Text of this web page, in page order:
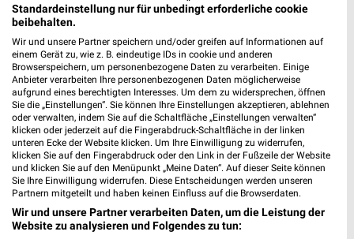
426,23 km
REWE Dietzenbach
Offenbacher Str. 9/Velizystr.
63128 Dietzenbach
Heute 08:00 - 21:00 Uhr | Geschlossen
425,08 km • Angebote: 2 Prospekte
REWE Egelsbach
Kurt-Schumacher-Ring 4
63329 Egelsbach
Standardeinstellung nur für unbedingt erforderliche cookie
beibehalten.
Wir und unsere Partner speichern und/oder greifen auf Informationen auf
einem Gerät zu, wie z. B. eindeutige IDs in cookie und anderen
Browserspeichern, um personenbezogene Daten zu verarbeiten. Einige
Anbieter verarbeiten Ihre personenbezogenen Daten möglicherweise
aufgrund eines berechtigten Interesses. Um dem zu widersprechen, öffnen
Sie die „Einstellungen“. Sie können Ihre Einstellungen akzeptieren, ablehnen
oder verwalten, indem Sie auf die Schaltfläche „Einstellungen verwalten“
klicken oder jederzeit auf die Fingerabdruck-Schaltfläche in der linken
unteren Ecke der Website klicken. Um Ihre Einwilligung zu widerrufen,
klicken Sie auf den Fingerabdruck oder den Link in der Fußzeile der Website
und klicken Sie auf den Menüpunkt „Meine Daten“. Auf dieser Seite können
Sie Ihre Einwilligung widerrufen. Diese Entscheidungen werden unseren
Partnern mitgeteilt und haben keinen Einfluss auf die Browserdaten.
Wir und unsere Partner verarbeiten Daten, um die Leistung der
Website zu analysieren und Folgendes zu tun: